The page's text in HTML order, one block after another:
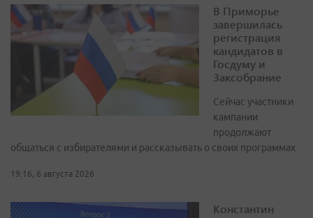
В Приморье
завершилась
регистрация
кандидатов в
Госдуму и
Заксобрание
Сейчас участники
кампании
продолжают
общаться с избирателями и рассказывать о своих программах
19:16, 6 августа 2026
Константин